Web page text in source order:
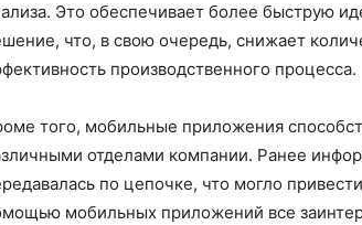
Это обеспечивает более быструю
что, в свою очередь, снижает
производственного процесса.
того, мобильные приложения
отделами компании. Ранее
по цепочке, что могло
мобильных приложений все